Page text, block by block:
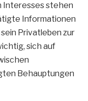
Interesses stehen
Informationen
Privatleben zur
sich auf
Behauptungen